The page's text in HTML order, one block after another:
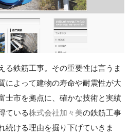
る鉄筋工事。その重要性は言うま
によって建物の寿命や耐震性が大
士市を拠点に、確かな技術と実績
ている株式会社加々美の鉄筋工事
続ける理由を掘り下げていきま